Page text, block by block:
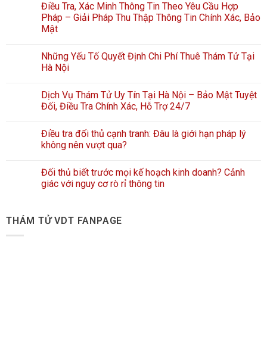
Điều Tra, Xác Minh Thông Tin Theo Yêu Cầu Hợp
Pháp – Giải Pháp Thu Thập Thông Tin Chính Xác, Bảo
Mật
Những Yếu Tố Quyết Định Chi Phí Thuê Thám Tử Tại
Hà Nội
Dịch Vụ Thám Tử Uy Tín Tại Hà Nội – Bảo Mật Tuyệt
Đối, Điều Tra Chính Xác, Hỗ Trợ 24/7
Điều tra đối thủ cạnh tranh: Đâu là giới hạn pháp lý
không nên vượt qua?
Đối thủ biết trước mọi kế hoạch kinh doanh? Cảnh
giác với nguy cơ rò rỉ thông tin
THÁM TỬ VDT FANPAGE